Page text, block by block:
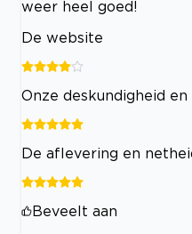
weer heel goed!
De website
Onze deskundigheid
De aflevering en
Beveelt aan